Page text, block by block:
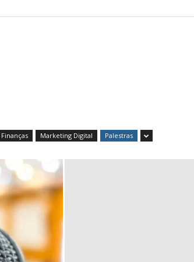
Finanças Marketing Digital Palestras